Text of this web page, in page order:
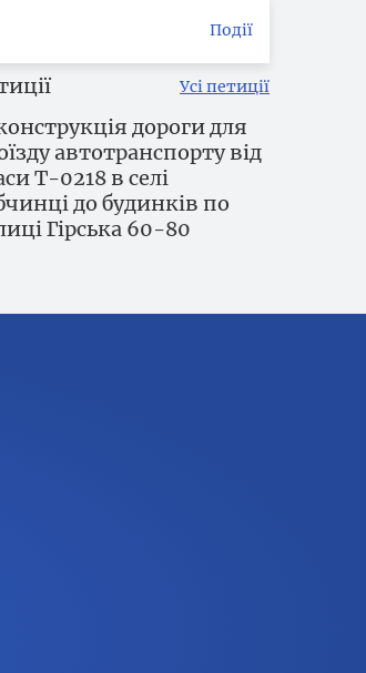
Події
Усі петиції
дороги для
автотранспорту від
Т-0218 в селі
до будинків по
Гірська 60-80